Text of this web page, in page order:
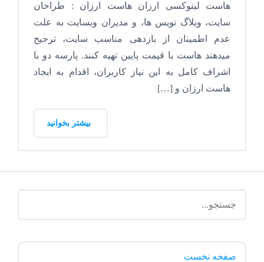
هاست لینوکسی ارزان هاست ارزان : طراحان
سایت، وبلاگ نویس ها، و مدیران وبسایت به علت
عدم اطمینان از بازدهی مناسب سایت، ترجیح
میدهند هاست با قیمت پایین تهیه کنند. پارسه دو با
اشراف کامل به این نیاز کاربران، اقدام به ایجاد
هاست ارزان و […]
بیشتر بخوانید
صفحه نخست